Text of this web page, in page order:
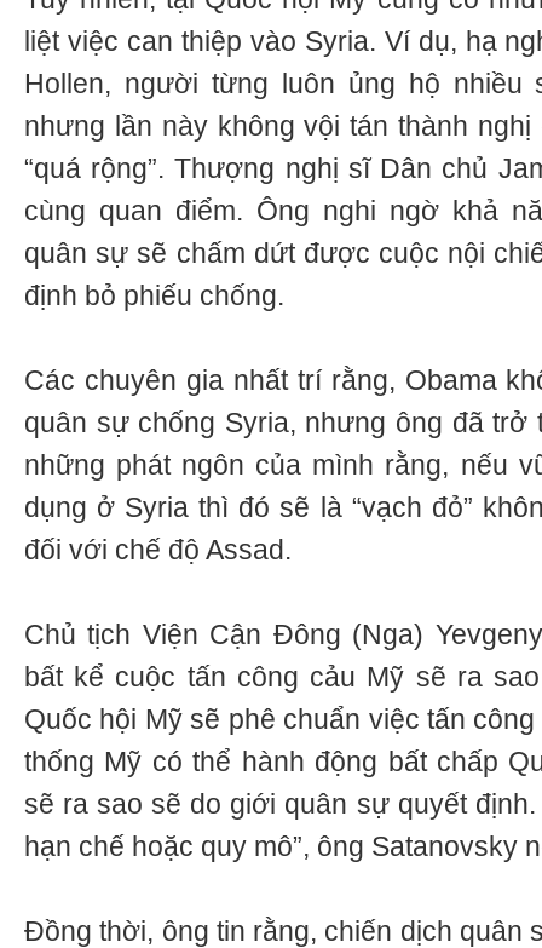
liệt việc can thiệp vào Syria. Ví dụ, hạ
Hollen, người từng luôn ủng hộ nhiều
nhưng lần này không vội tán thành
“quá rộng”. Thượng nghị sĩ Dân chủ
cùng quan điểm. Ông nghi ngờ khả
quân sự sẽ chấm dứt được cuộc nội
định bỏ phiếu chống.
Các chuyên gia nhất trí rằng, Obama
quân sự chống Syria, nhưng ông đã trở
những phát ngôn của mình rằng, nếu
dụng ở Syria thì đó sẽ là “vạch đỏ”
đối với chế độ Assad.
Chủ tịch Viện Cận Đông (Nga)
bất kể cuộc tấn công cảu Mỹ sẽ ra
Quốc hội Mỹ sẽ phê chuẩn việc tấn
thống Mỹ có thể hành động bất chấp
sẽ ra sao sẽ do giới quân sự quyết
hạn chế hoặc quy mô”, ông Satanovsky
Đồng thời, ông tin rằng, chiến dịch quân